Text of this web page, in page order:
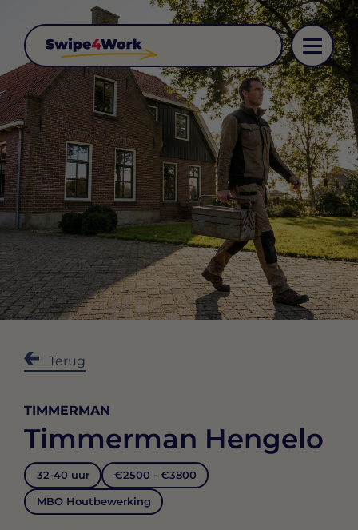
Terug
TIMMERMAN
Timmerman Hengelo
32-40 uur €2500 - €3800
MBO Houtbewerking